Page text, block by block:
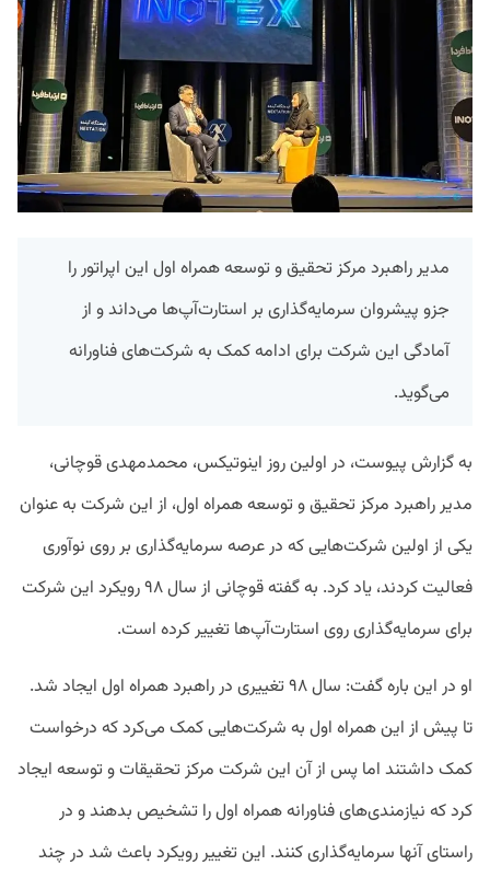
مدیر راهبرد مرکز تحقیق و توسعه همراه اول این اپراتور را
جزو پیشروان سرمایه‌گذاری بر استارت‌آپ‌ها می‌داند و از
آمادگی این شرکت برای ادامه کمک به شرکت‌های فناورانه
می‌گوید.
به گزارش پیوست، در اولین روز اینوتیکس، محمدمهدی قوچانی،‌
مدیر راهبرد مرکز تحقیق و توسعه همراه اول، از این شرکت به عنوان
یکی از اولین شرکت‌هایی که در عرصه سرمایه‌گذاری بر روی نوآوری
فعالیت کردند، یاد کرد. به گفته قوچانی از سال ۹۸ رویکرد این شرکت
برای سرمایه‌گذاری روی استارت‌آپ‌ها تغییر کرده است.
او در این باره گفت: سال ۹۸ تغییری در راهبرد همراه اول ایجاد شد.
تا پیش از این همراه اول به شرکت‌هایی کمک می‌کرد که درخواست
کمک داشتند اما پس از آن این شرکت مرکز تحقیقات و توسعه ایجاد
کرد که نیازمندی‌های فناورانه همراه اول را تشخیص بدهند و در
راستای آنها سرمایه‌گذاری کنند. این تغییر رویکرد باعث شد در چند